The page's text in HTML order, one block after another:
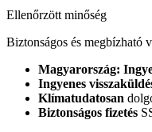
Ellenőrzött minőség
Biztonságos és megbízható
Magyarország:
Ingyenes
Klímatudatosan
Biztonságos fizetés